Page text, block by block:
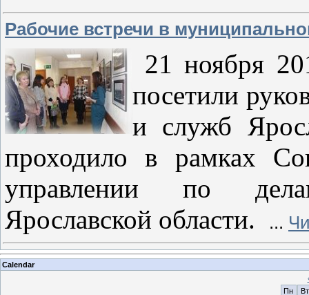
Рабочие встречи в
21 ноября
посетили
и служб
проходило в рамках
управлении по
Ярославской области.
...
Calendar
Пн
Вт